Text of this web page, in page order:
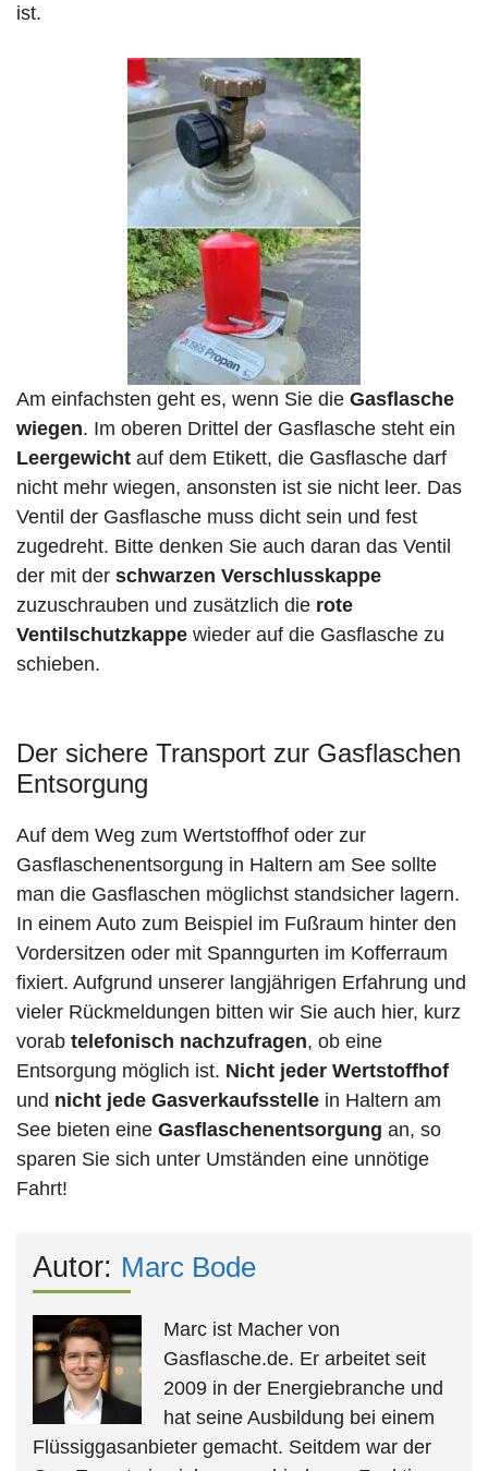
ist.
Am einfachsten geht es, wenn Sie die Gasflasche
wiegen. Im oberen Drittel der Gasflasche steht ein
Leergewicht auf dem Etikett, die Gasflasche darf
nicht mehr wiegen, ansonsten ist sie nicht leer. Das
Ventil der Gasflasche muss dicht sein und fest
zugedreht. Bitte denken Sie auch daran das Ventil
der mit der schwarzen Verschlusskappe
zuzuschrauben und zusätzlich die rote
Ventilschutzkappe wieder auf die Gasflasche zu
schieben.
Der sichere Transport zur Gasflaschen
Entsorgung
Auf dem Weg zum Wertstoffhof oder zur
Gasflaschenentsorgung in Haltern am See sollte
man die Gasflaschen möglichst standsicher lagern.
In einem Auto zum Beispiel im Fußraum hinter den
Vordersitzen oder mit Spanngurten im Kofferraum
fixiert. Aufgrund unserer langjährigen Erfahrung und
vieler Rückmeldungen bitten wir Sie auch hier, kurz
vorab telefonisch nachzufragen, ob eine
Entsorgung möglich ist. Nicht jeder Wertstoffhof
und nicht jede Gasverkaufsstelle in Haltern am
See bieten eine Gasflaschenentsorgung an, so
sparen Sie sich unter Umständen eine unnötige
Fahrt!
Autor: Marc Bode
Marc ist Macher von
Gasflasche.de. Er arbeitet seit
2009 in der Energiebranche und
hat seine Ausbildung bei einem
Flüssiggasanbieter gemacht. Seitdem war der